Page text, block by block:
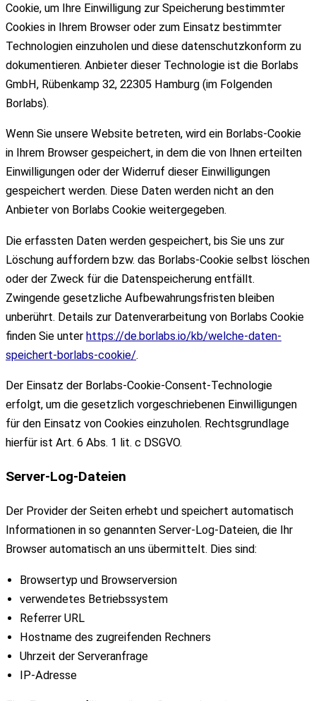
Cookie, um Ihre Einwilligung zur Speicherung bestimmter
Cookies in Ihrem Browser oder zum Einsatz bestimmter
Technologien einzuholen und diese datenschutzkonform zu
dokumentieren. Anbieter dieser Technologie ist die Borlabs
GmbH, Rübenkamp 32, 22305 Hamburg (im Folgenden
Borlabs).
Wenn Sie unsere Website betreten, wird ein Borlabs-Cookie
in Ihrem Browser gespeichert, in dem die von Ihnen erteilten
Einwilligungen oder der Widerruf dieser Einwilligungen
gespeichert werden. Diese Daten werden nicht an den
Anbieter von Borlabs Cookie weitergegeben.
Die erfassten Daten werden gespeichert, bis Sie uns zur
Löschung auffordern bzw. das Borlabs-Cookie selbst löschen
oder der Zweck für die Datenspeicherung entfällt.
Zwingende gesetzliche Aufbewahrungsfristen bleiben
unberührt. Details zur Datenverarbeitung von Borlabs Cookie
finden Sie unter https://de.borlabs.io/kb/welche-daten-
speichert-borlabs-cookie/.
Der Einsatz der Borlabs-Cookie-Consent-Technologie
erfolgt, um die gesetzlich vorgeschriebenen Einwilligungen
für den Einsatz von Cookies einzuholen. Rechtsgrundlage
hierfür ist Art. 6 Abs. 1 lit. c DSGVO.
Server-Log-Dateien
Der Provider der Seiten erhebt und speichert automatisch
Informationen in so genannten Server-Log-Dateien, die Ihr
Browser automatisch an uns übermittelt. Dies sind:
Browsertyp und Browserversion
verwendetes Betriebssystem
Referrer URL
Hostname des zugreifenden Rechners
Uhrzeit der Serveranfrage
IP-Adresse